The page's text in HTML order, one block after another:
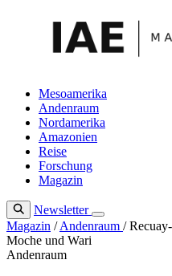
Mesoamerika
Andenraum
Nordamerika
Amazonien
Reise
Forschung
Magazin
Newsletter
Magazin / Andenraum /
Moche und Wari
Andenraum